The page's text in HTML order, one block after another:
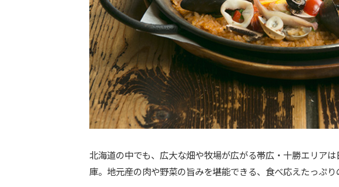
北海道の中でも、広大な畑や牧場が広がる帯広・十勝エリア
庫。地元産の肉や野菜の旨みを堪能できる、食べ応えたっぷり